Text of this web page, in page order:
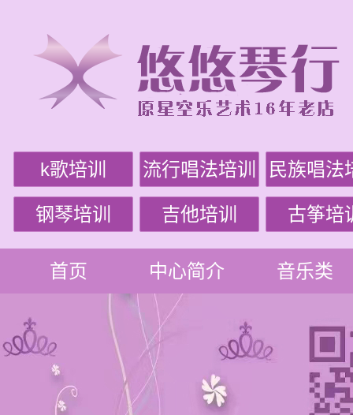
k歌培训 流行唱法培训 民族唱法
钢琴培训 吉他培训 古筝培
首页 中心简介 音乐类